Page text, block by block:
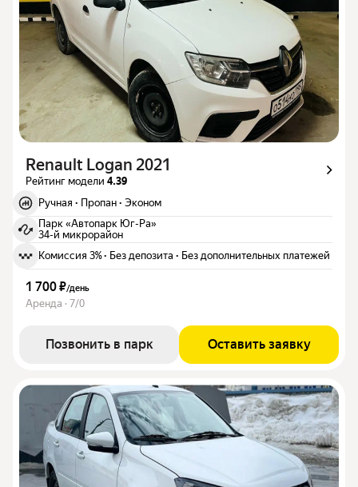
Renault Logan 2021
Рейтинг модели 4.39
Ручная · Пропан · Эконом
Парк «Автопарк Юг-Ра»
34-й микрорайон
Комиссия 3%· Без депозита · Без дополнительных платежей
1 700 ₽/день
Аренда · 7/0
Позвонить в парк Оставить заявку